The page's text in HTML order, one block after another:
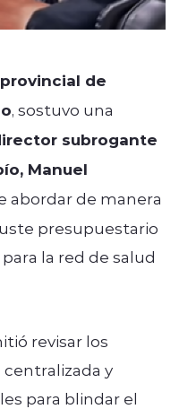
de
, sostuvo una
subrogante
Manuel
abordar de manera
presupuestario
la red de salud
revisar los
y
para blindar el